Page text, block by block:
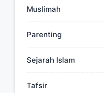
Muslimah
Parenting
Sejarah Islam
Tafsir